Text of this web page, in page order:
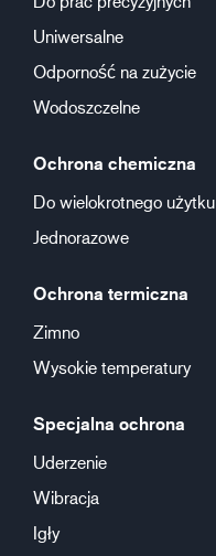
Uniwersalne
Odporność na zużycie
Wodoszczelne
Ochrona chemiczna
Do wielokrotnego użytku
Jednorazowe
Ochrona termiczna
Zimno
Wysokie temperatury
Specjalna ochrona
Uderzenie
Wibracja
Igły